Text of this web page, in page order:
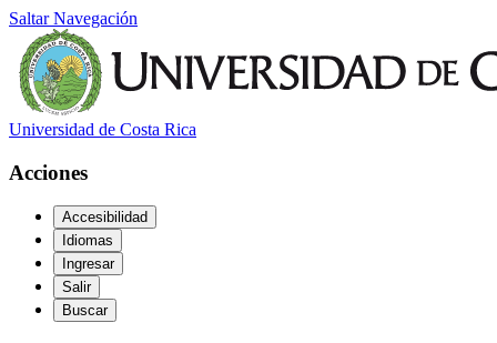
Saltar Navegación
Universidad de Costa Rica
Acciones
Accesibilidad
Idiomas
Ingresar
Salir
Buscar